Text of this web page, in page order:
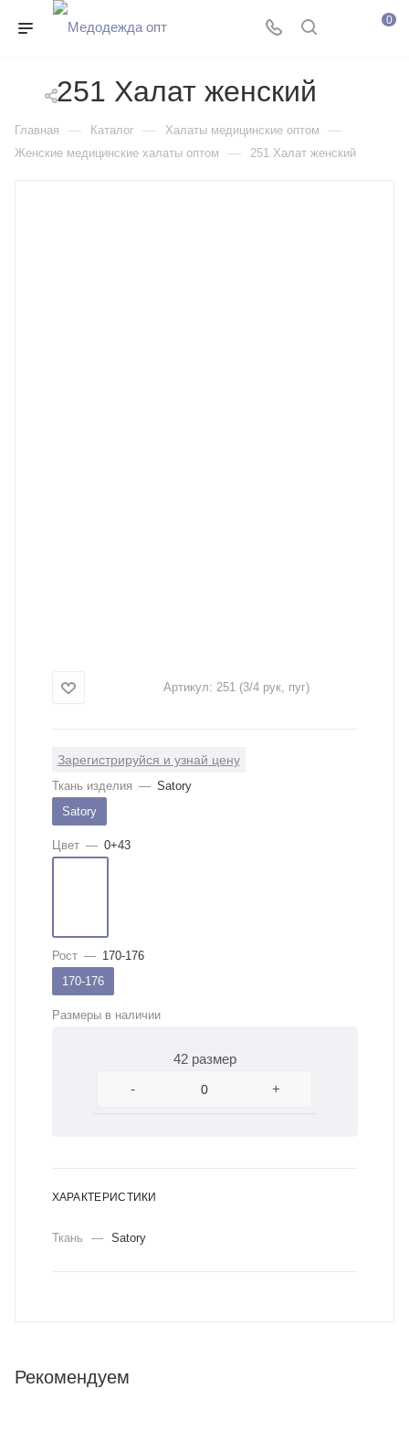
0
251 Халат женский
Главная — Каталог — Халаты медицинские оптом —
Женские медицинские халаты оптом — 251 Халат женский
Артикул: 251 (3/4 рук, пуг)
Зарегистрируйся и узнай цену
Ткань изделия — Satory
Satory
Цвет — 0+43
Рост — 170-176
170-176
Размеры в наличии
42 размер
-
+
ХАРАКТЕРИСТИКИ
Ткань — Satory
Рекомендуем